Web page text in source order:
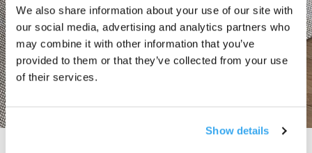
We also share information about your use of our site with
our social media, advertising and analytics partners who
may combine it with other information that you’ve
provided to them or that they’ve collected from your use
of their services.
Show details